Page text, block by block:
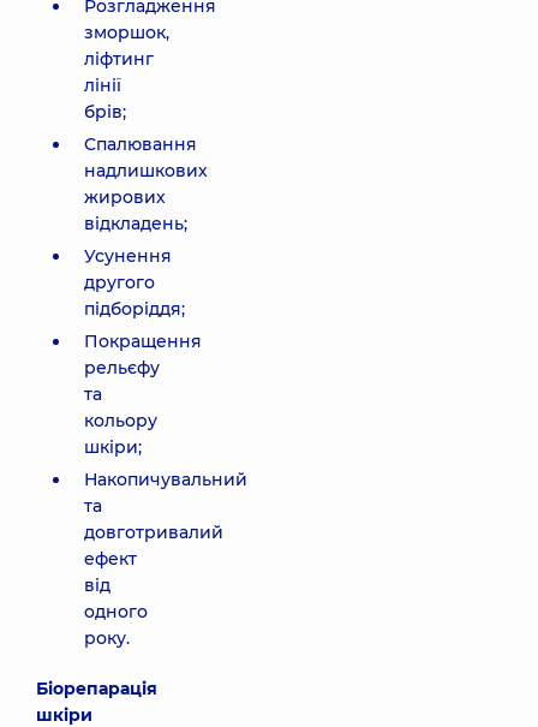
Розгладження
зморшок,
ліфтинг
лінії
брів;
Спалювання
надлишкових
жирових
відкладень;
Усунення
другого
підборіддя;
Покращення
рельєфу
та
кольору
шкіри;
Накопичувальний
та
довготривалий
ефект
від
одного
року.
Біорепарація
шкіри